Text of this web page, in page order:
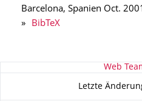
Barcelona, Spanien Oct.
»
BibTeX
Zu dieser Seite Web
Letzte